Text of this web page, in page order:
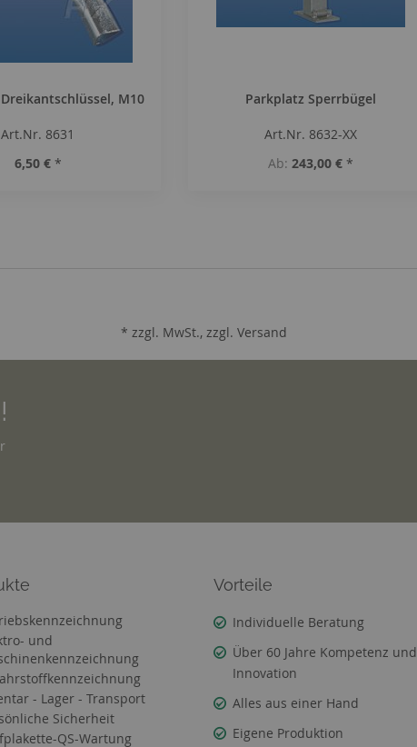
Dreikantschlüssel, M10
Art.Nr. 8631
6,50 € *
Parkplatz Sperrbügel
Art.Nr. 8632-XX
Ab 243,00 € *
* zzgl. MwSt., zzgl. Versand
und
- Lager - Transport
Sicherheit
QS-Wartung
Vorteile
Individuelle Beratung
Über 60 Jahre Kompetenz und
Innovation
Alles aus einer Hand
Eigene Produktion